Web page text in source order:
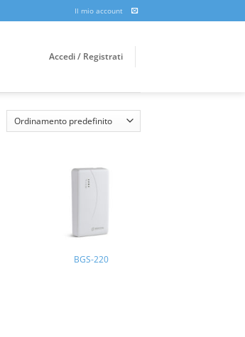
Il mio account
Accedi / Registrati
BGS-220